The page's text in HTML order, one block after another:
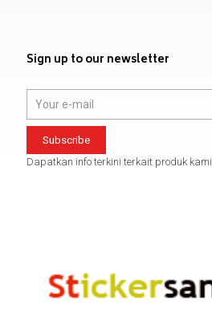
Sign up to our newsletter
Dapatkan info terkini terkait produk kami